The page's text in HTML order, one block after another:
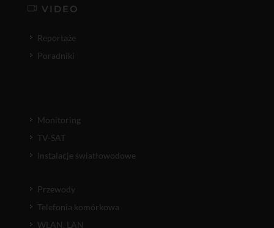
VIDEO
Reportaże
Poradniki
Monitoring
TV-SAT
Instalacje światłowodowe
Przewody
Telefonia komórkowa
WLAN, LAN